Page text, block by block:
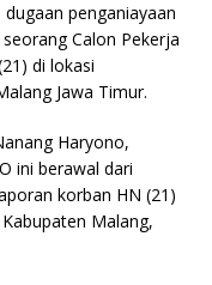
penganiayaan
Calon Pekerja
di lokasi
Jawa Timur.
Haryono,
ini berawal dari
korban HN (21)
Malang,